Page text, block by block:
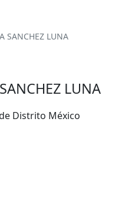
SANCHEZ LUNA
LUNA
Distrito México